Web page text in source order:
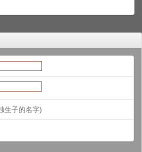
生子的名字)